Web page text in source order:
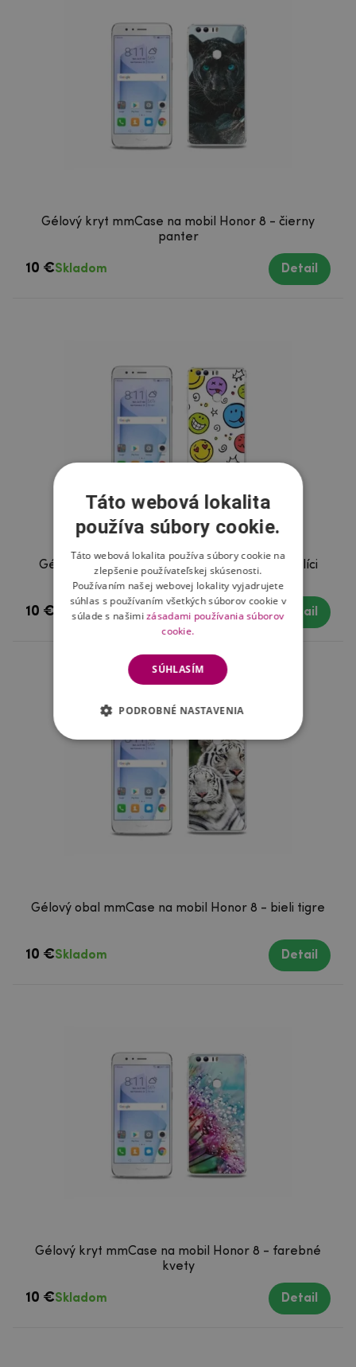
Gélový kryt mmCase na mobil Honor 8 - čierny
panter
10 €Skladom Detail
Gélový kryt mmCase na mobil Honor 8 - smajlíci
10 € Skladom Detail
Gélový obal mmCase na mobil Honor 8 - bieli tigre
10 €Skladom Detail
Gélový kryt mmCase na mobil Honor 8 - farebné
kvety
10 €Skladom Detail
Táto webová lokalita
používa súbory cookie.
Táto webová lokalita používa súbory cookie na
zlepšenie používateľskej skúsenosti.
Používaním našej webovej lokality vyjadrujete
súhlas s používaním všetkých súborov cookie v
súlade s našimizásadami používania súborov
cookie.
SÚHLASÍM
PODROBNÉ NASTAVENIA